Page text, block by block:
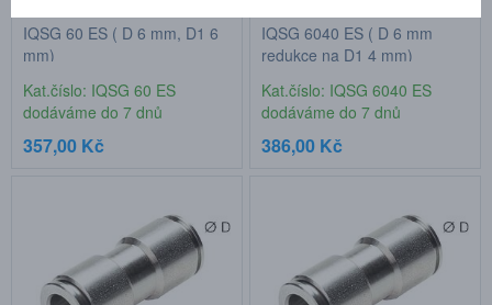
IQSG 60 ES ( D 6 mm, D1 6
mm)
Kat.číslo: IQSG 60 ES
dodáváme do 7 dnů
357,00 Kč
IQSG 6040 ES ( D 6 mm
redukce na D1 4 mm)
Kat.číslo: IQSG 6040 ES
dodáváme do 7 dnů
386,00 Kč